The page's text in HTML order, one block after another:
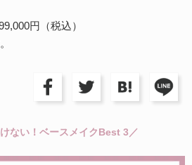
円（税込）
ない！ベースメイクBest 3／